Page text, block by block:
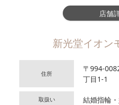
店舗
新光堂イオン
住所
〒994-
丁目1-1
取扱い 結婚指輪